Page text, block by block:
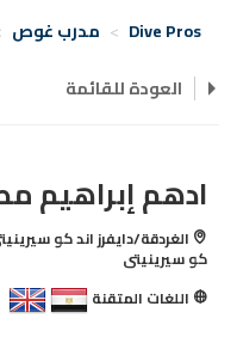
Dive Pros مدرب غوص
العودة للقائمة
ادهم
الغردقة/دايفرز اند كو
كو سيرينيتى
اللغات المتقنة